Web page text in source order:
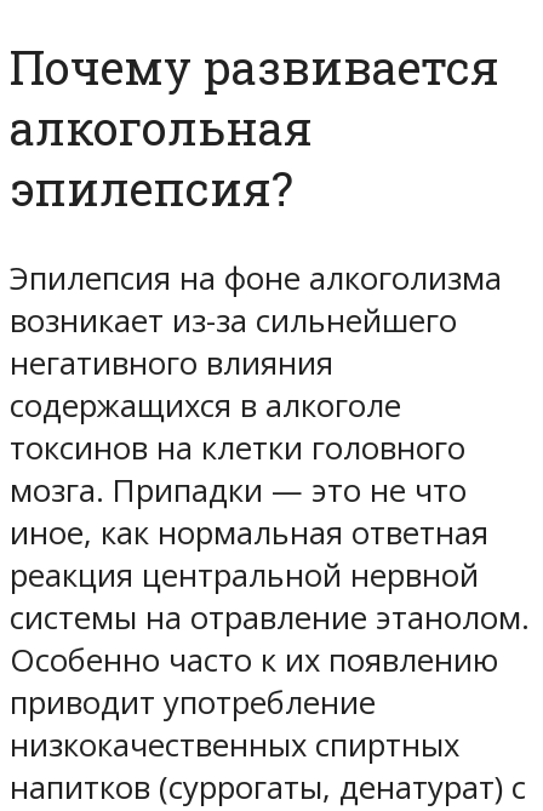
Почему развивается
алкогольная
эпилепсия?
Эпилепсия на фоне алкоголизма
возникает из-за сильнейшего
негативного влияния
содержащихся в алкоголе
токсинов на клетки головного
мозга. Припадки — это не что
иное, как нормальная ответная
реакция центральной нервной
системы на отравление этанолом.
Особенно часто к их появлению
приводит употребление
низкокачественных спиртных
напитков (суррогаты, денатурат) с